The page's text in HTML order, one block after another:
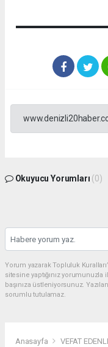
Okuyucu Yorumları (0)
Yorum yazarak Topluluk
sitesine yaptığınız
başınıza üstleniyorsunuz.
sorumlu tutulamaz.
Anasayfa VEFAT